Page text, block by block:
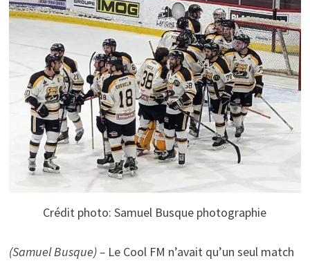
Crédit photo: Samuel Busque photographie
(Samuel Busque) –Le Cool FM n’avait qu’un seul match